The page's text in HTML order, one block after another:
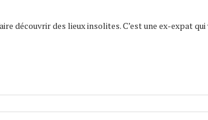
découvrir des lieux insolites. C’est une ex-expat